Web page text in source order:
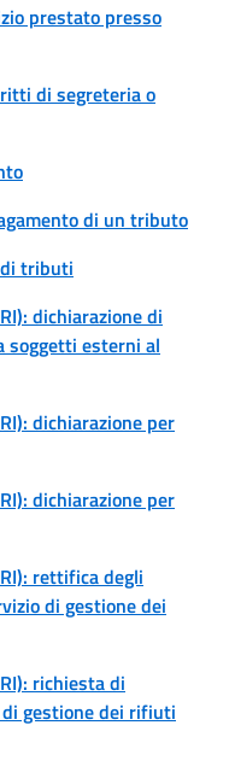
prestato presso
di segreteria o
di un tributo
tributi
dichiarazione di
esterni al
dichiarazione per
dichiarazione per
rettifica degli
di gestione dei
richiesta di
gestione dei rifiuti